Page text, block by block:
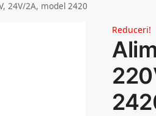
24V/2A, model 2420
Reduceri!